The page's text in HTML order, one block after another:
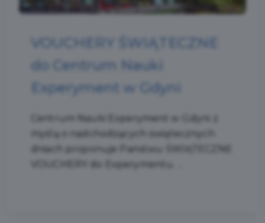
VOUCHERY ŚWIĄTECZNE
do Centrum Nauki
Experyment w Gdyni
Centrum Nauki Experyment w Gdyni z
myślą o nadchodzących świątecznych
dniach proponuje Państwu ŚWIĄTECZNE
VOUCHERY do Experymentu. ...